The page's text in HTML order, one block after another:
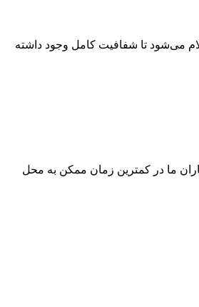
می‌شود تا شفافیت کامل وجود داشته
ما در کمترین زمان ممکن به محل